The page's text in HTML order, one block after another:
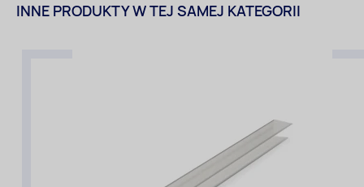
INNE PRODUKTY W TEJ SAMEJ KATEGORII